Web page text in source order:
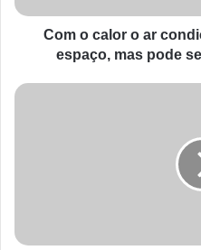
Com o calor o ar
espaço, mas pode